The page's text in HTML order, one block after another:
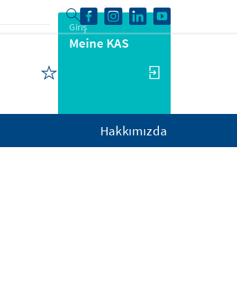
Giriş
Meine KAS
Hakkımızda